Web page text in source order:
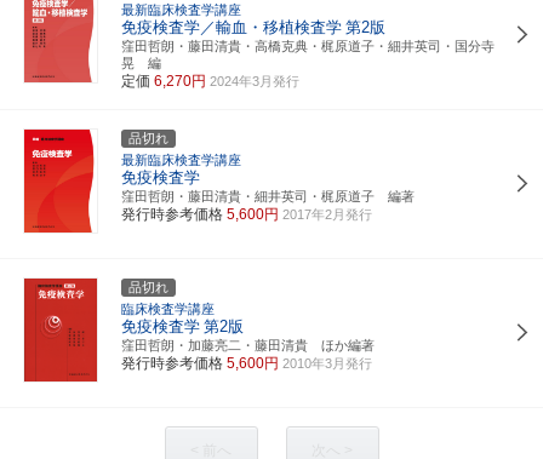
最新臨床検査学講座
免疫検査学／輸血・移植検査学 第2版
窪田哲朗・藤田清貴・高橋克典・梶原道子・細井英司・国分寺
晃 編
定価 6,270円 2024年3月発行
品切れ
最新臨床検査学講座
免疫検査学
窪田哲朗・藤田清貴・細井英司・梶原道子 編著
発行時参考価格 5,600円 2017年2月発行
品切れ
臨床検査学講座
免疫検査学 第2版
窪田哲朗・加藤亮二・藤田清貴 ほか編著
発行時参考価格 5,600円 2010年3月発行